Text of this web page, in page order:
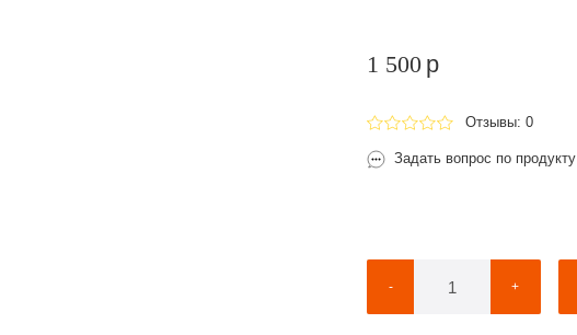
1 500 p
Отзывы: 0
Задать вопрос по продукту
- +